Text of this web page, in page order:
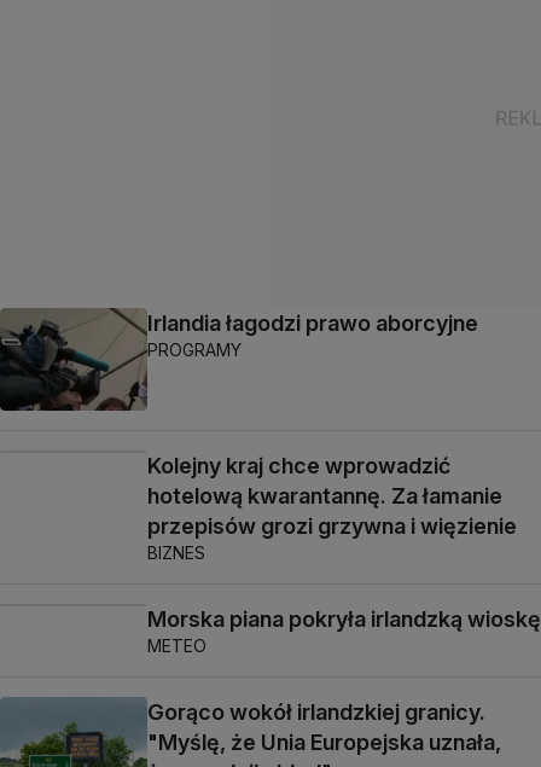
Irlandia łagodzi prawo aborcyjne
PROGRAMY
Kolejny kraj chce wprowadzić
hotelową kwarantannę. Za łamanie
przepisów grozi grzywna i więzienie
BIZNES
Morska piana pokryła irlandzką wioskę
METEO
Gorąco wokół irlandzkiej granicy.
"Myślę, że Unia Europejska uznała,